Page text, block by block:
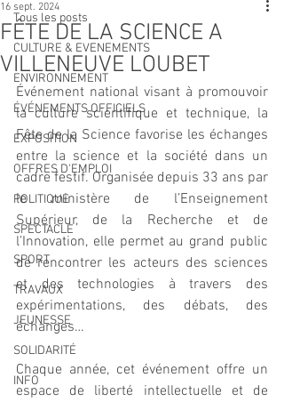
Tous les posts
CULTURE & EVENEMENTS
ENVIRONNEMENT
ÉVÉNEMENTS OFFICIELS
EXPOSITION
OFFRES D'EMPLOI
POLITIQUE
SPECTACLE
SPORT
TRAVAUX
JEUNESSE
SOLIDARITÉ
INFO
FÊTE DE LA SCIENCE A
VILLENEUVE LOUBET
16 sept. 2024
Événement national visant à promouvoir
la culture scientifique et technique, la
Fête de la Science favorise les échanges
entre la science et la société dans un
cadre festif. Organisée depuis 33 ans par
le ministère de l’Enseignement
Supérieur, de la Recherche et de
l’Innovation, elle permet au grand public
de rencontrer les acteurs des sciences
et des technologies à travers des
expérimentations, des débats, des
échanges…
Chaque année, cet événement offre un
espace de liberté intellectuelle et de